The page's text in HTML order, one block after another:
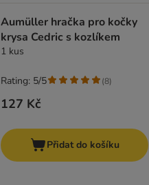
Aumüller hračka pro kočky
krysa Cedric s kozlíkem
1 kus
127 Kč
Rating: 5/5 (8)
Přidat do košíku